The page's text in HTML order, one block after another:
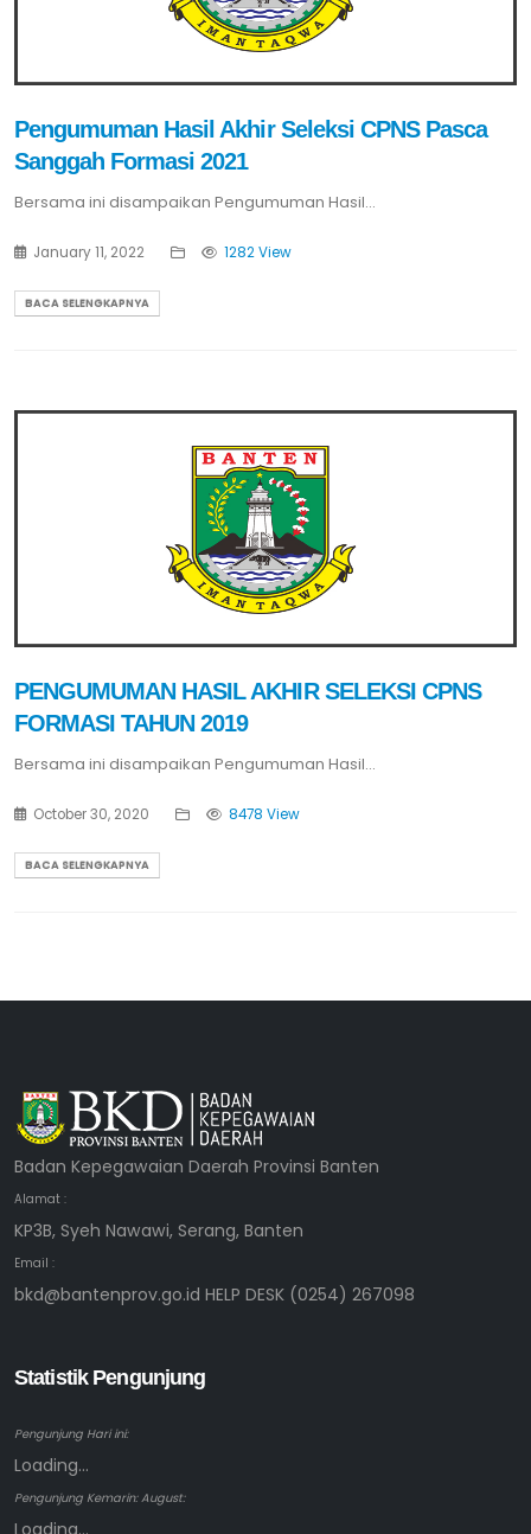
Pengumuman Hasil Akhir Seleksi CPNS Pasca
Sanggah Formasi 2021
Bersama ini disampaikan Pengumuman Hasil...
January 11, 2022 1282 View
BACA SELENGKAPNYA
PENGUMUMAN HASIL AKHIR SELEKSI CPNS
FORMASI TAHUN 2019
Bersama ini disampaikan Pengumuman Hasil...
October 30, 2020 8478 View
BACA SELENGKAPNYA
Badan Kepegawaian Daerah Provinsi Banten
Alamat :
KP3B, Syeh Nawawi, Serang, Banten
Email :
bkd@bantenprov.go.id HELP DESK (0254) 267098
Statistik Pengunjung
Pengunjung Hari ini:
Loading...
Pengunjung Kemarin: August: